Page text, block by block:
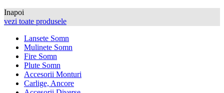
Inapoi
vezi toate produsele
Lansete Somn
Mulinete Somn
Fire Somn
Plute Somn
Accesorii Monturi
Carlige, Ancore